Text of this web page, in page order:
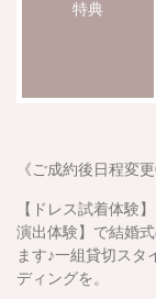
特典
《ご成約後日程変更
【ドレス試着体験
演出体験】で結婚
ます♪一組貸切スタ
ディングを。